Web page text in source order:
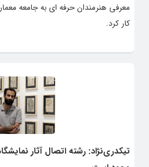
معرفی هنرمندان حرفه ای به جامعه
کار کرد.
تیکدری‌نژاد: رشته اتصال آثار